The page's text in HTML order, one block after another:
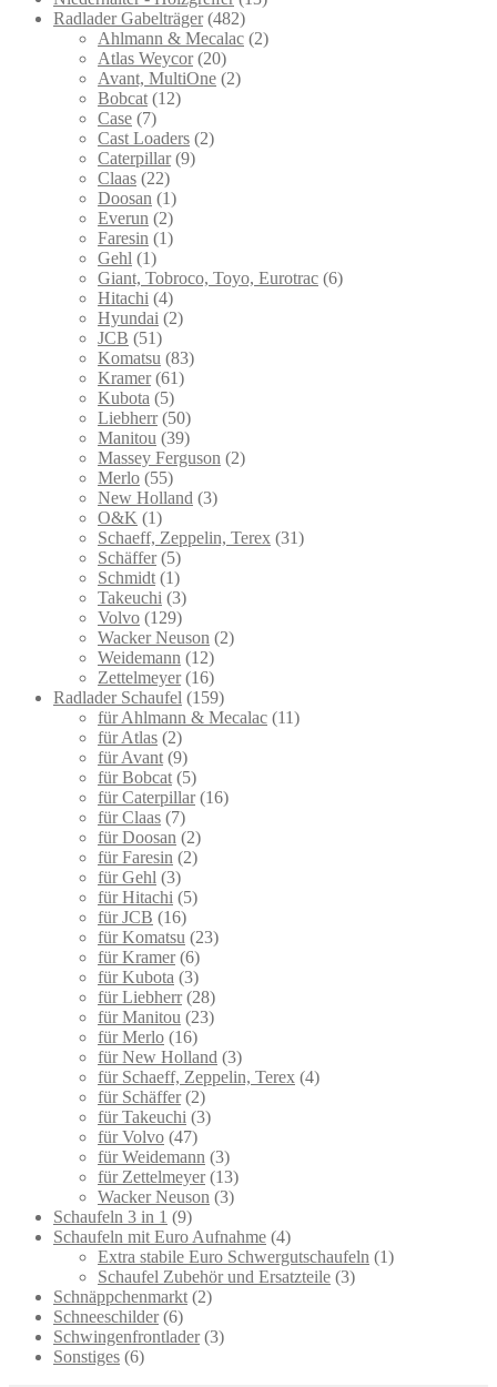
Radlader Gabelträger (482)
Ahlmann & Mecalac (2)
Atlas Weycor (20)
Avant, MultiOne (2)
Bobcat (12)
Case (7)
Cast Loaders (2)
Caterpillar (9)
Claas (22)
Doosan (1)
Everun (2)
Faresin (1)
Gehl (1)
Giant, Tobroco, Toyo, Eurotrac (6)
Hitachi (4)
Hyundai (2)
JCB (51)
Komatsu (83)
Kramer (61)
Kubota (5)
Liebherr (50)
Manitou (39)
Massey Ferguson (2)
Merlo (55)
New Holland (3)
O&K (1)
Schaeff, Zeppelin, Terex (31)
Schäffer (5)
Schmidt (1)
Takeuchi (3)
Volvo (129)
Wacker Neuson (2)
Weidemann (12)
Zettelmeyer (16)
Radlader Schaufel (159)
für Ahlmann & Mecalac (11)
für Atlas (2)
für Avant (9)
für Bobcat (5)
für Caterpillar (16)
für Claas (7)
für Doosan (2)
für Faresin (2)
für Gehl (3)
für Hitachi (5)
für JCB (16)
für Komatsu (23)
für Kramer (6)
für Kubota (3)
für Liebherr (28)
für Manitou (23)
für Merlo (16)
für New Holland (3)
für Schaeff, Zeppelin, Terex (4)
für Schäffer (2)
für Takeuchi (3)
für Volvo (47)
für Weidemann (3)
für Zettelmeyer (13)
Wacker Neuson (3)
Schaufeln 3 in 1 (9)
Schaufeln mit Euro Aufnahme (4)
Extra stabile Euro Schwergutschaufeln (1)
Schaufel Zubehör und Ersatzteile (3)
Schnäppchenmarkt (2)
Schneeschilder (6)
Schwingenfrontlader (3)
Sonstiges (6)